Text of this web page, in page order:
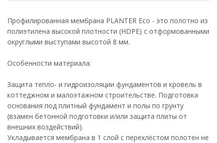
Профилированная мембрана PLANTER Eco - это полотно из
полиэтилена высокой плотности (НDPE) с отформованными
округлыми выступами высотой 8 мм.
Особенности материала:
Защита тепло- и гидроизоляции фундаментов и кровель в
коттеджном и малоэтажном строительстве. Подготовка
основания под плитный фундамент и полы по грунту
(взамен бетонной подготовки и/или защита плиты от
внешних воздействий).
Укладывается мембрана в 1 слой с перехлёстом полотен не